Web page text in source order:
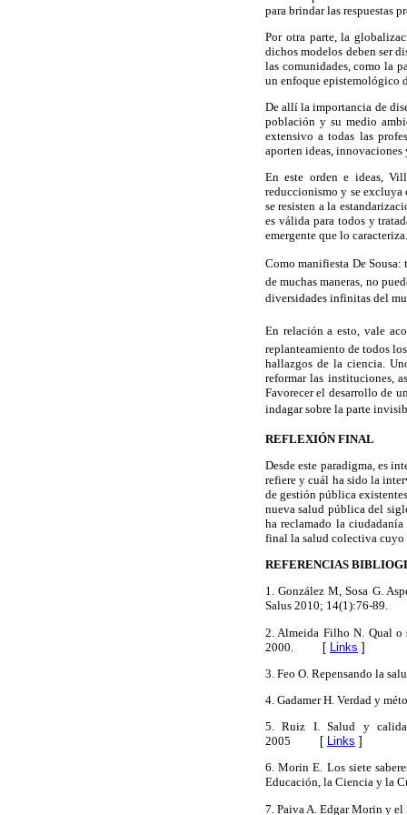
para brindar las respuestas
Por otra parte, la
dichos modelos deben ser
las comunidades, como la
un enfoque epistemológico
De allí la importancia de
población y su medio
extensivo a todas las
aporten ideas,
En este orden e ideas,
reduccionismo y se excluya
se resisten a la
es válida para todos y
emergente que lo
Como manifiesta De Sousa:
de muchas maneras, no
diversidades infinitas del
En relación a esto, vale
replanteamiento de todos
hallazgos de la ciencia.
reformar las instituciones,
Favorecer el desarrollo de
indagar sobre la parte
REFLEXIÓN FINAL
Desde este paradigma, es
refiere y cuál ha sido la
de gestión pública
nueva salud pública del
ha reclamado la
final la salud colectiva cuyo
REFERENCIAS
1. González M, Sosa G.
Salus 2010; 14(1):76-89.
2. Almeida Filho N. Qual o
2000.
[ Links ]
3. Feo O. Repensando la
4. Gadamer H. Verdad y
5. Ruiz I. Salud y
2005 [ Links ]
6. Morin E. Los siete
Educación, la Ciencia y la
7. Paiva A. Edgar Morin y